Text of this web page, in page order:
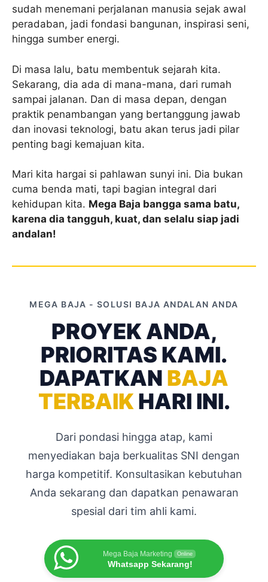
sudah menemani perjalanan manusia sejak awal
peradaban, jadi fondasi bangunan, inspirasi seni,
hingga sumber energi.
Di masa lalu, batu membentuk sejarah kita.
Sekarang, dia ada di mana-mana, dari rumah
sampai jalanan. Dan di masa depan, dengan
praktik penambangan yang bertanggung jawab
dan inovasi teknologi, batu akan terus jadi pilar
penting bagi kemajuan kita.
Mari kita hargai si pahlawan sunyi ini. Dia bukan
cuma benda mati, tapi bagian integral dari
kehidupan kita. Mega Baja bangga sama batu,
karena dia tangguh, kuat, dan selalu siap jadi
andalan!
MEGA BAJA - SOLUSI BAJA ANDALAN ANDA
PROYEK ANDA,
PRIORITAS KAMI.
DAPATKAN BAJA
TERBAIKHARI INI.
Dari pondasi hingga atap, kami
menyediakan baja berkualitas SNI dengan
harga kompetitif. Konsultasikan kebutuhan
Anda sekarang dan dapatkan penawaran
spesial dari tim ahli kami.
Mega Baja Marketing Online
Whatsapp Sekarang!